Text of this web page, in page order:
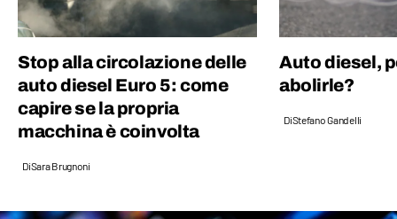
Stop alla circolazione delle
auto diesel Euro 5: come
capire se la propria
macchina è coinvolta
DiSara Brugnoni
Auto diesel,
abolirle?
DiStefano Gandelli